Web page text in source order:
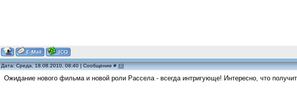
Дата: Среда, 18.08.2010, 08:40 | Сообщение #49
Ожидание нового фильма и новой роли Рассела - всегда интригующе! Интересно, что